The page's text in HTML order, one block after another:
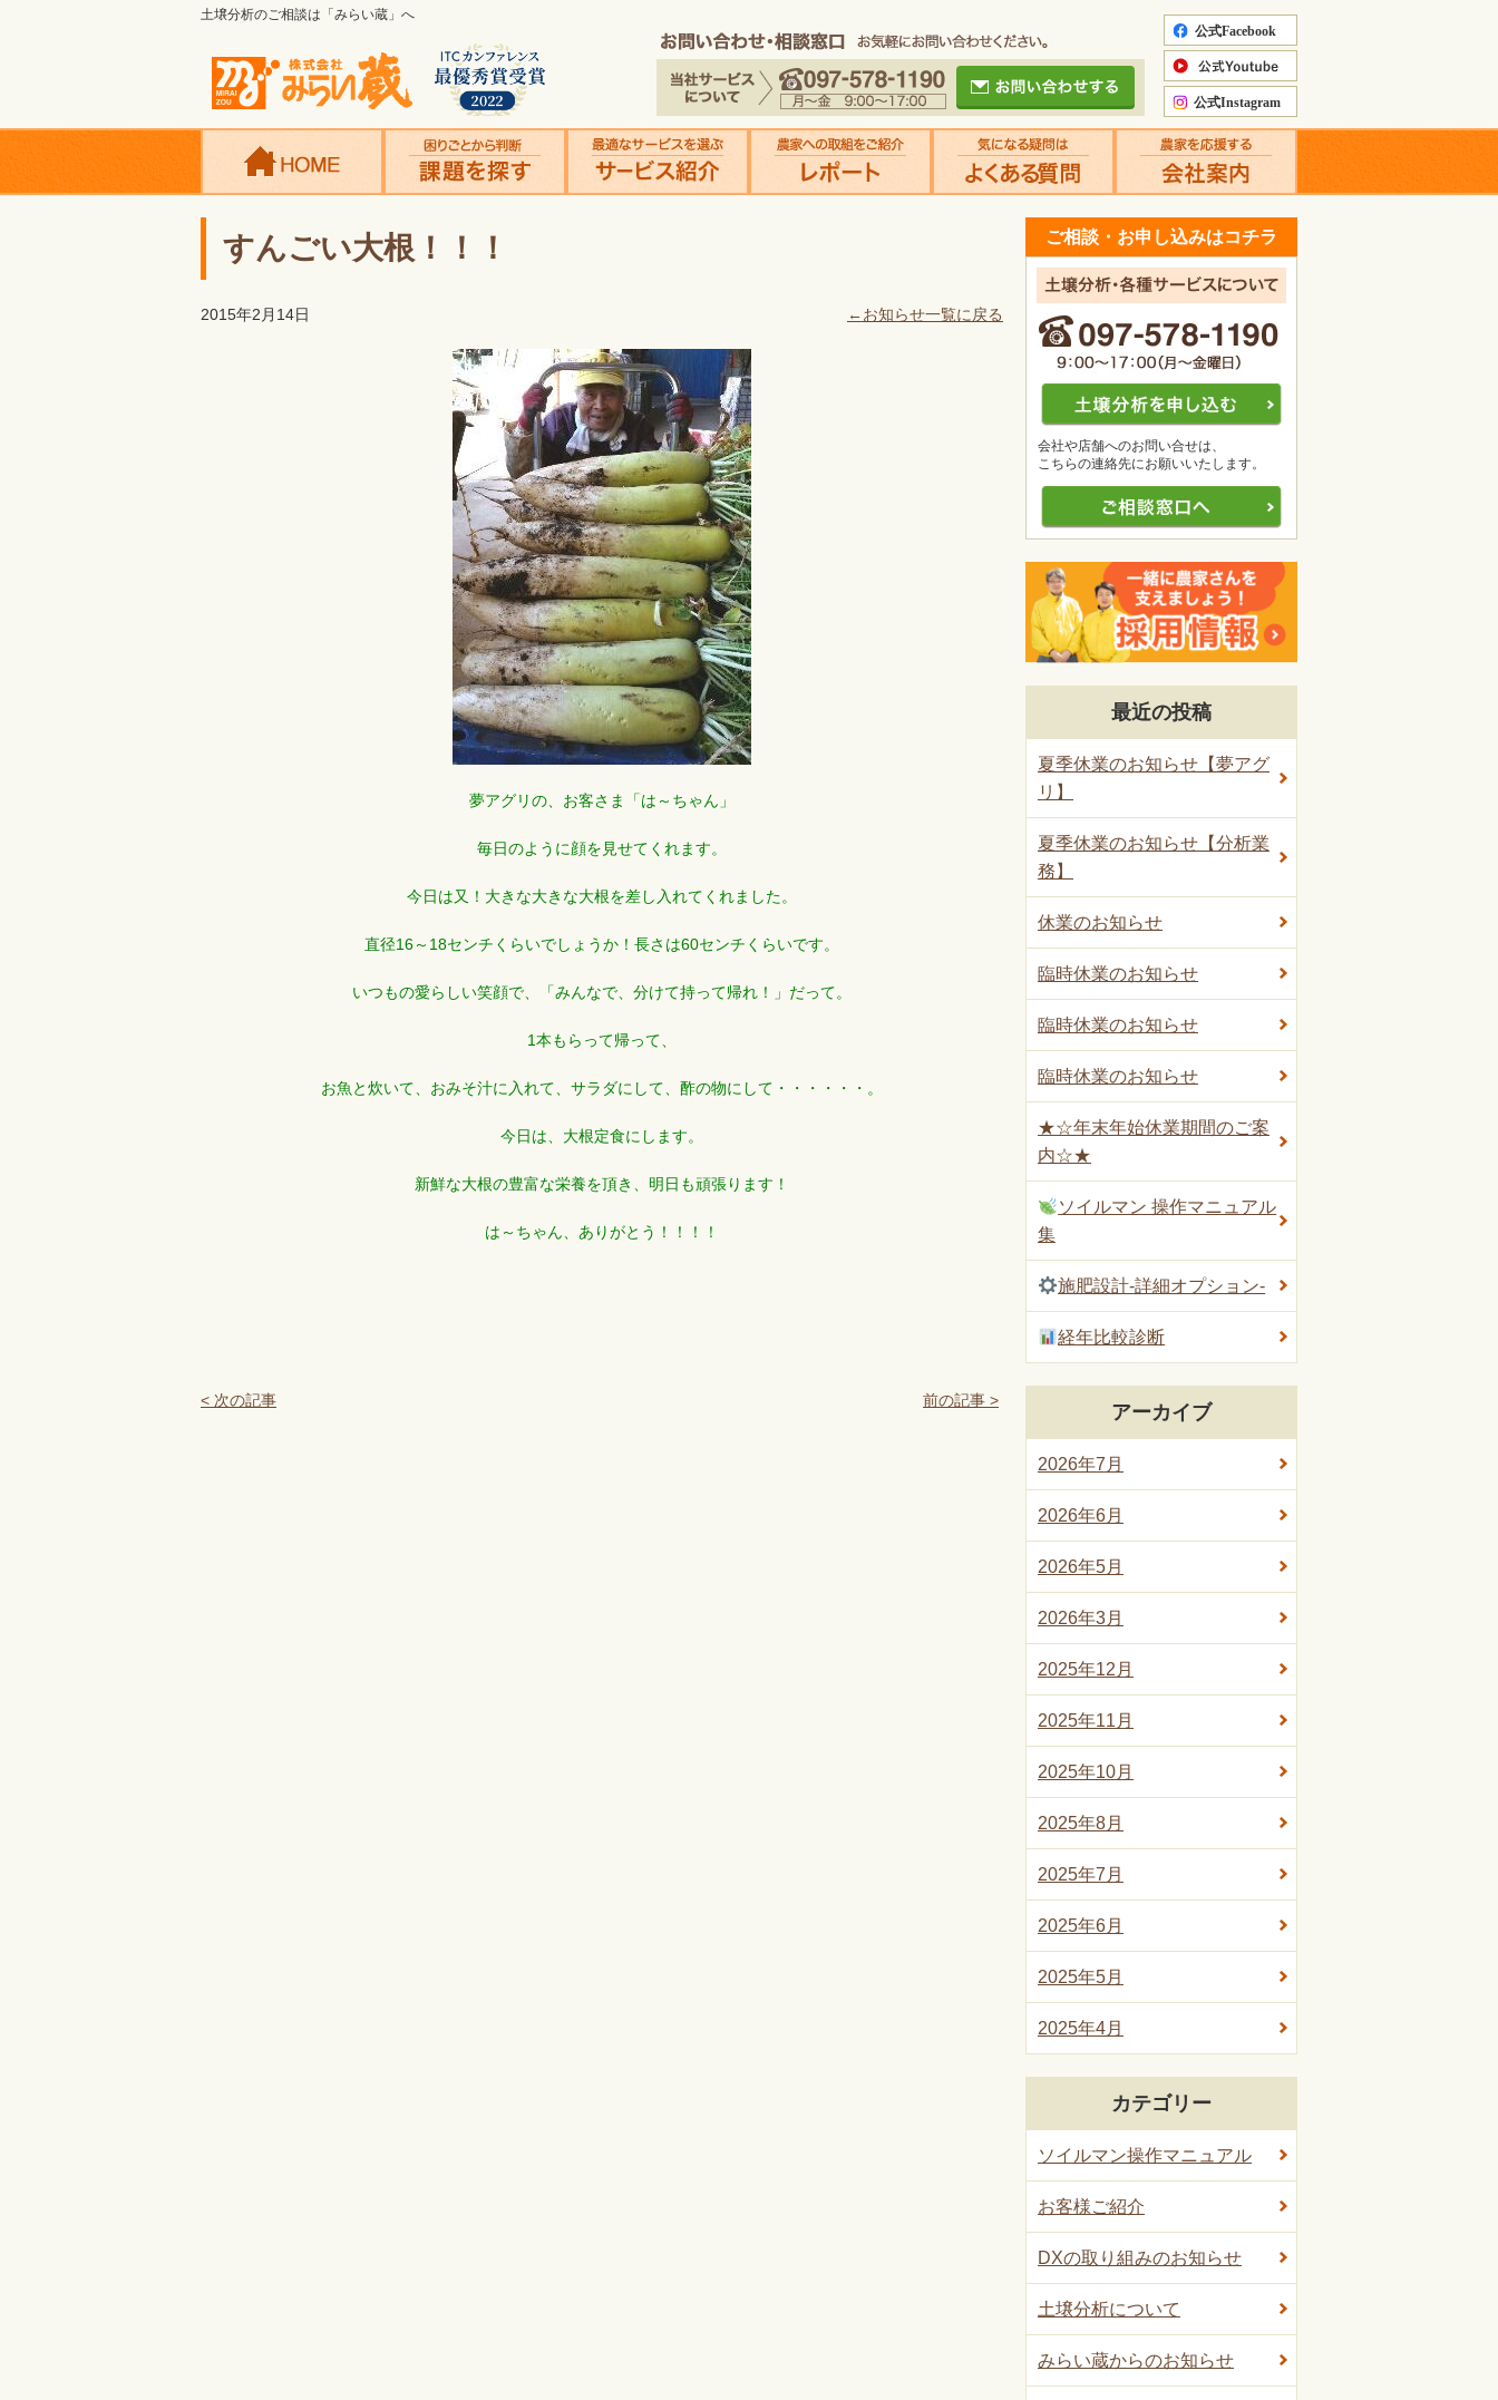
土壌分析のご相談は「みらい蔵」へ
すんごい大根！！！
2015年2月14日 ←お知らせ一覧に戻る
夢アグリの、お客さま「は～ちゃん」
毎日のように顔を見せてくれます。
今日は又！大きな大きな大根を差し入れてくれました。
直径16～18センチくらいでしょうか！長さは60センチくらいです。
いつもの愛らしい笑顔で、「みんなで、分けて持って帰れ！」だって。
1本もらって帰って、
お魚と炊いて、おみそ汁に入れて、サラダにして、酢の物にして・・・・・・。
今日は、大根定食にします。
新鮮な大根の豊富な栄養を頂き、明日も頑張ります！
は～ちゃん、ありがとう！！！！
< 次の記事 前の記事 >
ご相談・お申し込みはコチラ
会社や店舗へのお問い合せは、
こちらの連絡先にお願いいたします。
最近の投稿
夏季休業のお知らせ【夢アグ
リ】
夏季休業のお知らせ【分析業
務】
休業のお知らせ
臨時休業のお知らせ
臨時休業のお知らせ
臨時休業のお知らせ
★☆年末年始休業期間のご案
内☆★
ソイルマン 操作マニュアル
集
施肥設計-詳細オプション-
経年比較診断
アーカイブ
2026年7月
2026年6月
2026年5月
2026年3月
2025年12月
2025年11月
2025年10月
2025年8月
2025年7月
2025年6月
2025年5月
2025年4月
カテゴリー
ソイルマン操作マニュアル
お客様ご紹介
DXの取り組みのお知らせ
土壌分析について
みらい蔵からのお知らせ